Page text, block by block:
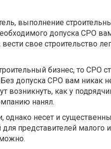
выполнение
допуска СРО
свое строительство
бизнес, то СРО
допуска СРО вам никак
возникнуть, как у
нанял.
несет и
представителей малого